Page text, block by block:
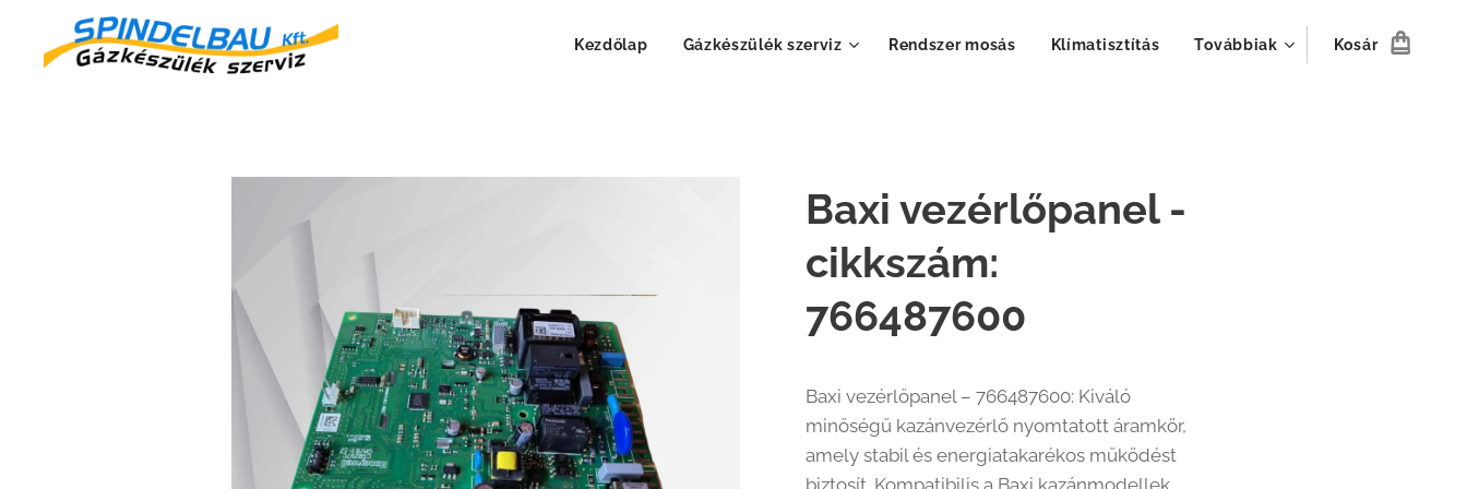
Kezdőlap Gázkészülék szerviz Rendszer mosás Klímatisztítás Továbbiak Kosár
Baxi vezérlőpanel -
cikkszám:
766487600
Baxi vezérlőpanel – 766487600: Kiváló
minőségű kazánvezérlő nyomtatott áramkör,
amely stabil és energiatakarékos működést
biztosít. Kompatibilis a Baxi kazánmodellek